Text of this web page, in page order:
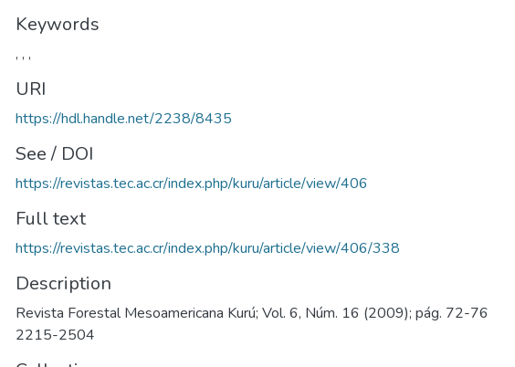
Keywords
, , ,
URI
https://hdl.handle.net/2238/8435
See / DOI
https://revistas.tec.ac.cr/index.php/kuru/article/view/406
Full text
https://revistas.tec.ac.cr/index.php/kuru/article/view/406/338
Description
Revista Forestal Mesoamericana Kurú; Vol. 6, Núm. 16 (2009); pág. 72-76
2215-2504